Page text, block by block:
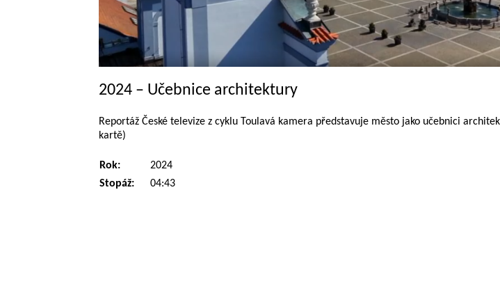
2024 – Učebnice architektury
Reportáž České televize z cyklu Toulavá kamera představuje město jako učebnici
kartě)
Rok:
2024
Stopáž:
04:43